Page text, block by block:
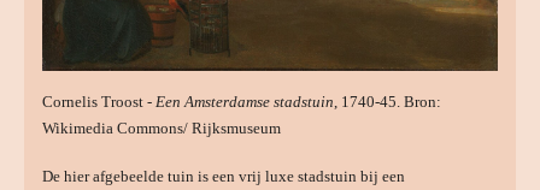
Cornelis Troost - Een Amsterdamse stadstuin, 1740-45. Bron:
Wikimedia Commons/ Rijksmuseum
De hier afgebeelde tuin is een vrij luxe stadstuin bij een